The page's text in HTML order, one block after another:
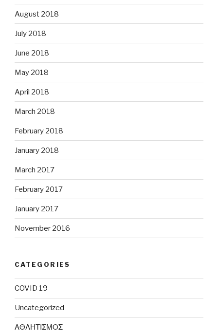
August 2018
July 2018
June 2018
May 2018
April 2018
March 2018
February 2018
January 2018
March 2017
February 2017
January 2017
November 2016
CATEGORIES
COVID 19
Uncategorized
ΑΘΛΗΤΙΣΜΟΣ